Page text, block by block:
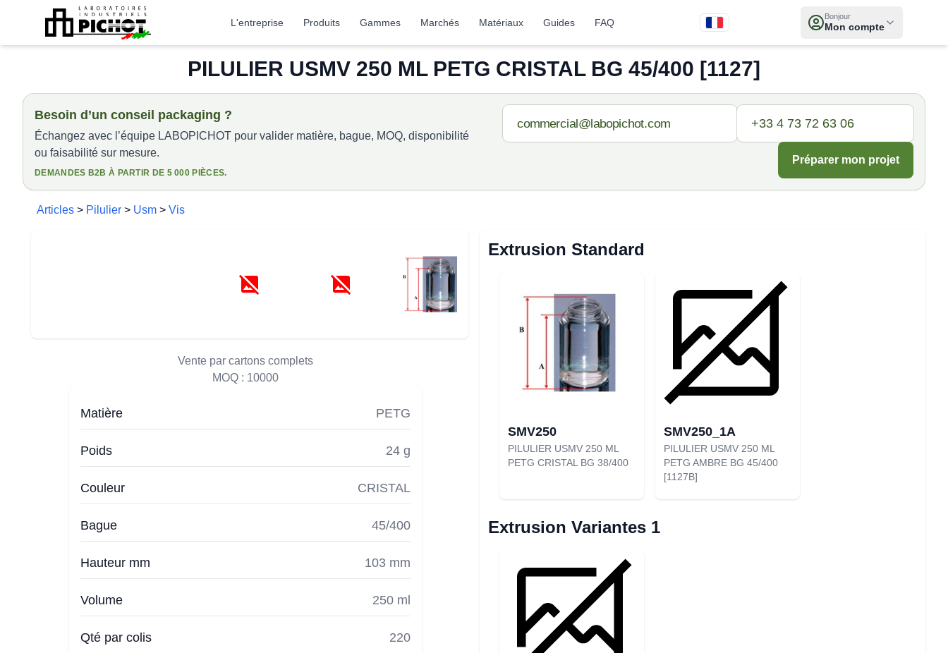
L'entreprise Produits Gammes Marchés Matériaux Guides FAQ
Bonjour
Mon compte
PILULIER USMV 250 ML PETG CRISTAL BG 45/400 [1127]
Besoin d’un conseil packaging ?
Échangez avec l’équipe LABOPICHOT pour valider matière, bague, MOQ, disponibilité
ou faisabilité sur mesure.
DEMANDES B2B À PARTIR DE 5 000 PIÈCES.
Préparer mon projet
Articles > Pilulier > Usm > Vis
Vente par cartons complets
MOQ : 10000
Matière PETG
Poids 24 g
Couleur CRISTAL
Bague 45/400
Hauteur mm 103 mm
Volume 250 ml
Qté par colis 220
Extrusion Standard
SMV250
PILULIER USMV 250 ML
PETG CRISTAL BG 38/400
SMV250_1A
PILULIER USMV 250 ML
PETG AMBRE BG 45/400
[1127B]
Extrusion Variantes 1